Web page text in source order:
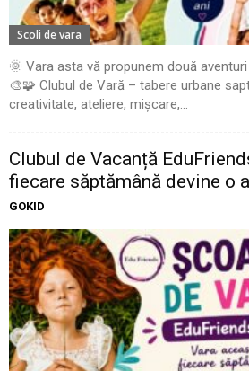
Scoli de vara
🌞 Vara asta vă propunem două
🎨🧩 Clubul de Vară – tabere urbane
creativitate, ateliere, mișcare,...
Clubul de Vacanță
fiecare săptămână devine o
GOKID